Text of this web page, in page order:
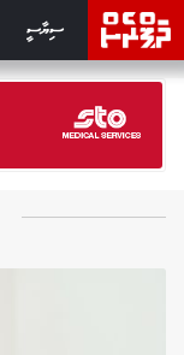
ސިޔާސީ